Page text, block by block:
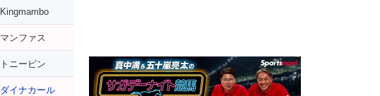
Kingmambo
マンファス
トニービン
ダイナカール